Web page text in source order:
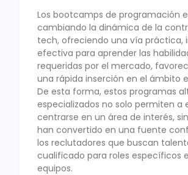
Los bootcamps de programación
cambiando la dinámica de la
tech, ofreciendo una vía práctica,
efectiva para aprender las
requeridas por el mercado,
una rápida inserción en el ámbito
De esta forma, estos programas
especializados no solo permiten a
centrarse en un área de interés,
han convertido en una fuente
los reclutadores que buscan
cualificado para roles específicos
equipos.